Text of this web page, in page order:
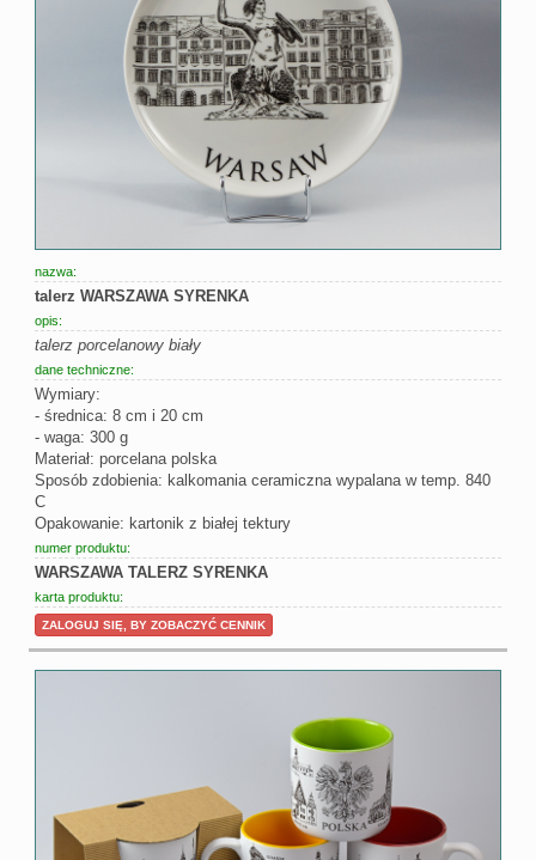
nazwa:
talerz WARSZAWA SYRENKA
opis:
talerz porcelanowy biały
dane techniczne:
Wymiary:
- średnica: 8 cm i 20 cm
- waga: 300 g
Materiał: porcelana polska
Sposób zdobienia: kalkomania ceramiczna wypalana w temp. 840
C
Opakowanie: kartonik z białej tektury
numer produktu:
WARSZAWA TALERZ SYRENKA
karta produktu:
ZALOGUJ SIĘ, BY ZOBACZYĆ CENNIK